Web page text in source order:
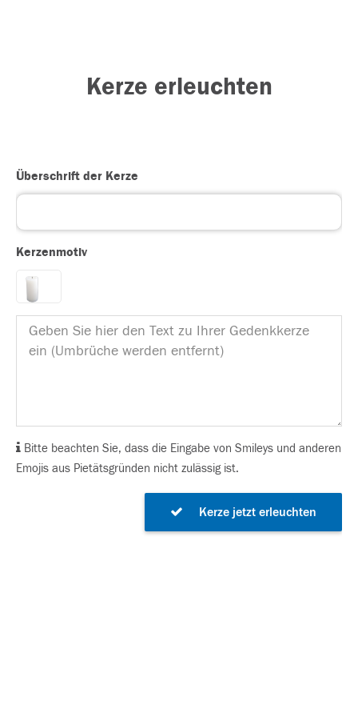
Kerze erleuchten
Überschrift der Kerze
Kerzenmotiv
Bitte beachten Sie, dass die Eingabe von Smileys und anderen
Emojis aus Pietätsgründen nicht zulässig ist.
Kerze jetzt erleuchten